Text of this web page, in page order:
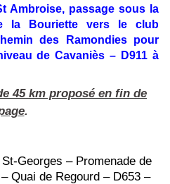
Ambroise, passage sous la
la Bouriette vers le club
des Ramondiespour
de Cavaniès – D911 à
45 km proposé en fin de
.
Georges – Promenade de
Quai de Regourd – D653 –